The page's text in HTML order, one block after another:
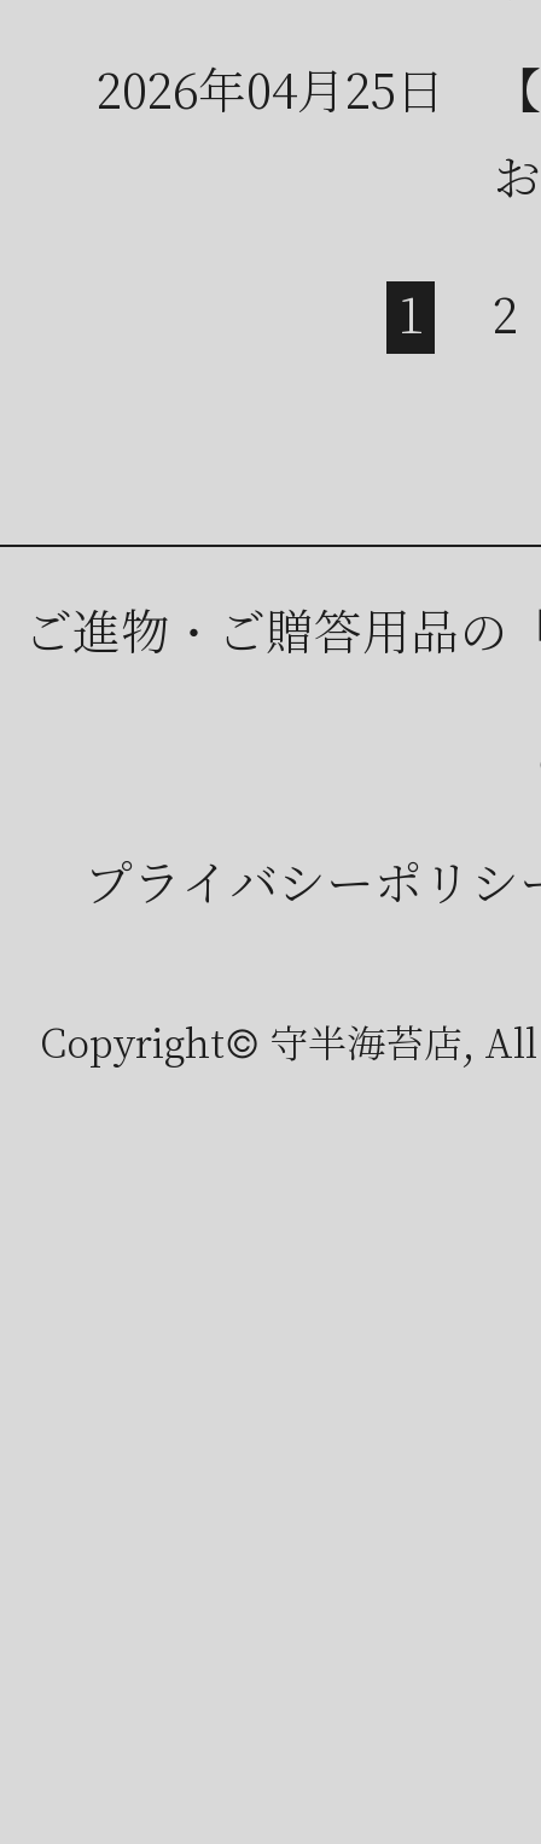
2026年04月25日
ご進物・ご贈答用品の
プライバシーポリシ
Copyright© 守半海苔店,